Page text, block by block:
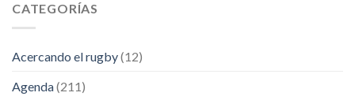
CATEGORÍAS
Acercando el rugby(12)
Agenda(211)